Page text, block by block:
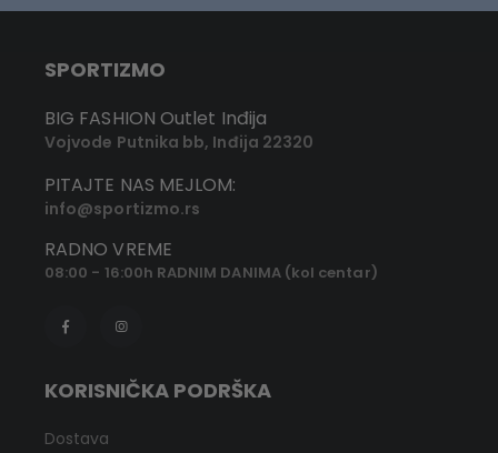
SPORTIZMO
BIG FASHION Outlet Inđija
Vojvode Putnika bb, Inđija 22320
PITAJTE NAS MEJLOM:
info@sportizmo.rs
RADNO VREME
08:00 - 16:00h RADNIM DANIMA (kol centar)
KORISNIČKA PODRŠKA
Dostava